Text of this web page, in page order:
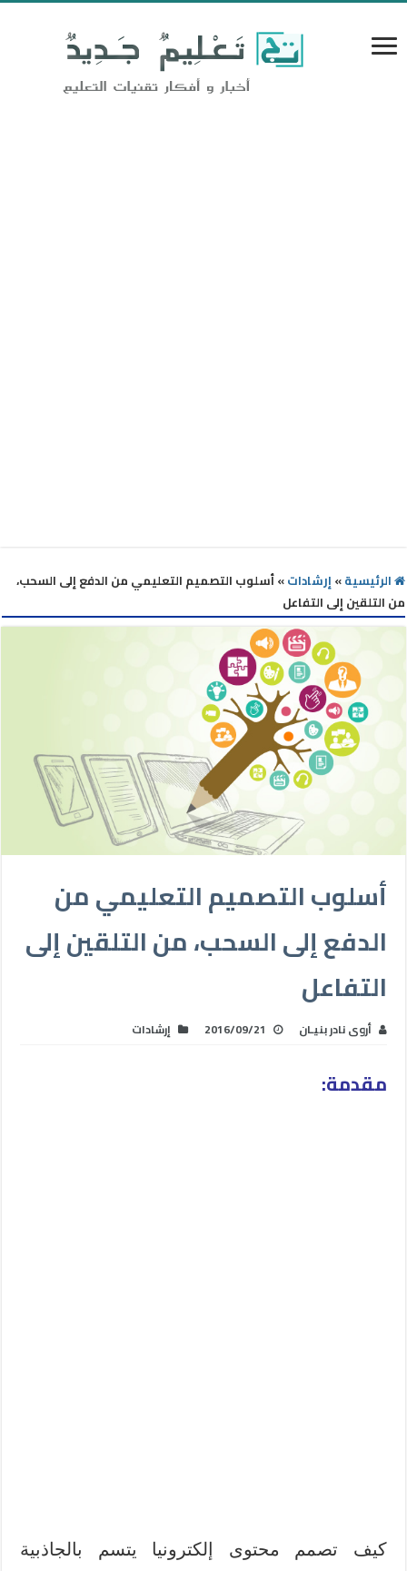
الرئيسية» إرشادات»أسلوب التصميم التعليمي من الدفع إلى السحب،
من التلقين إلى التفاعل
أسلوب التصميم التعليمي من
الدفع إلى السحب، من التلقين إلى
التفاعل
أروى نادر بنيـان 2016/09/21 إرشادات
مقدمة:
كيف تصمم محتوى إلكترونيا يتسم بالجاذبية